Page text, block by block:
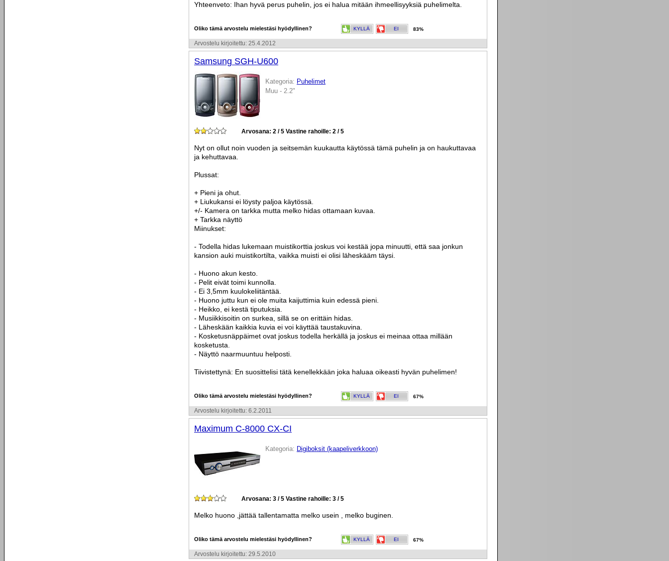
Yhteenveto: Ihan hyvä perus puhelin, jos ei halua mitään ihmeellisyyksiä puhelimelta.
Oliko tämä arvostelu mielestäsi hyödyllinen? KYLLÄ EI 83%
Arvostelu kirjoitettu: 25.4.2012
Samsung SGH-U600
Kategoria: Puhelimet
Muu - 2.2"
Arvosana: 2 / 5 Vastine rahoille: 2 / 5
Nyt on ollut noin vuoden ja seitsemän kuukautta käytössä tämä puhelin ja on haukuttavaa
ja kehuttavaa.
Plussat:
+ Pieni ja ohut.
+ Liukukansi ei löysty paljoa käytössä.
+/- Kamera on tarkka mutta melko hidas ottamaan kuvaa.
+ Tarkka näyttö
Miinukset:
- Todella hidas lukemaan muistikorttia joskus voi kestää jopa minuutti, että saa jonkun
kansion auki muistikortilta, vaikka muisti ei olisi läheskääm täysi.
- Huono akun kesto.
- Pelit eivät toimi kunnolla.
- Ei 3,5mm kuulokeliitäntää.
- Huono juttu kun ei ole muita kaijuttimia kuin edessä pieni.
- Heikko, ei kestä tiputuksia.
- Musiikkisoitin on surkea, sillä se on erittäin hidas.
- Läheskään kaikkia kuvia ei voi käyttää taustakuvina.
- Kosketusnäppäimet ovat joskus todella herkällä ja joskus ei meinaa ottaa millään
kosketusta.
- Näyttö naarmuuntuu helposti.
Tiivistettynä: En suosittelisi tätä kenellekkään joka haluaa oikeasti hyvän puhelimen!
Oliko tämä arvostelu mielestäsi hyödyllinen? KYLLÄ EI 67%
Arvostelu kirjoitettu: 6.2.2011
Maximum C-8000 CX-CI
Kategoria: Digiboksit (kaapeliverkkoon)
Arvosana: 3 / 5 Vastine rahoille: 3 / 5
Melko huono ,jättää tallentamatta melko usein , melko buginen.
Oliko tämä arvostelu mielestäsi hyödyllinen? KYLLÄ EI 67%
Arvostelu kirjoitettu: 29.5.2010